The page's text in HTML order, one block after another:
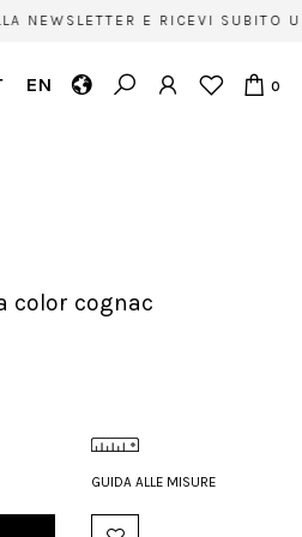
E RICEVI
EN 0
color cognac
GUIDA ALLE MISURE